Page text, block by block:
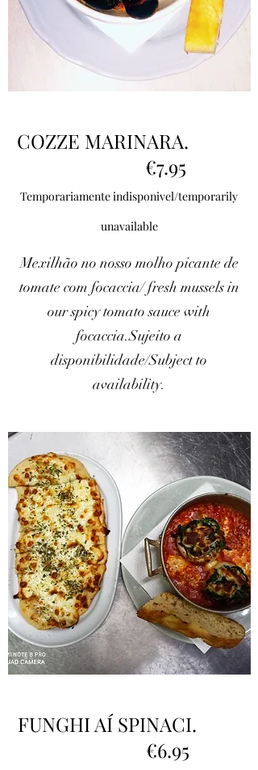
COZZE MARINARA.
€7.95
Temporariamente indisponivel/temporarily
unavailable
Mexilhão no nosso molho picante de
tomate com focaccia/ fresh mussels in
our spicy tomato sauce with
focaccia.Sujeito a
disponibilidade/Subject to
availability.
FUNGHI AÍ SPINACI.
€6.95